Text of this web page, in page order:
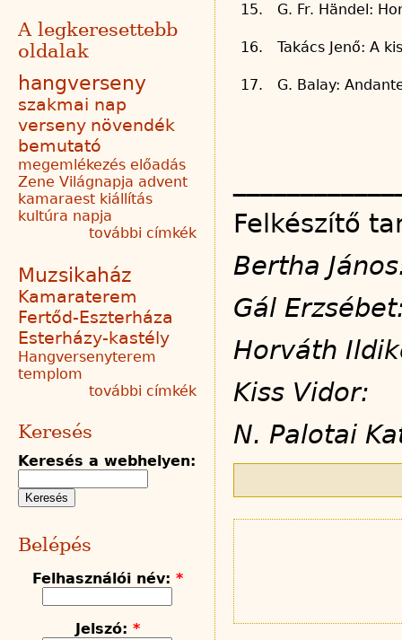
15. G. Fr. Händel:
16. Takács Jenő: A
17. G. Balay:
Felkészítő
Bertha
Gál
Horváth
Kiss
N. Palotai
A legkeresettebb
oldalak
hangverseny
szakmai nap
verseny növendék
bemutató
megemlékezés előadás
Zene Világnapja advent
kamaraest kiállítás
kultúra napja
további címkék
Muzsikaház
Kamaraterem
Fertőd-Eszterháza
Esterházy-kastély
Hangversenyterem
templom
további címkék
Keresés
Keresés a webhelyen:
Belépés
Felhasználói név: *
Jelszó: *